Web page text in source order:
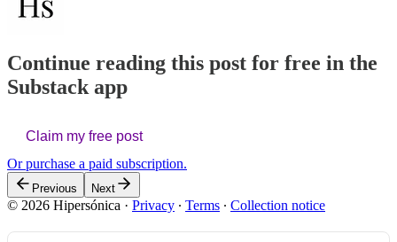
Continue reading this post for free in the
Substack app
Claim my free post
Or purchase a paid subscription.
Previous Next
© 2026 Hipersónica · Privacy ∙ Terms ∙ Collection notice